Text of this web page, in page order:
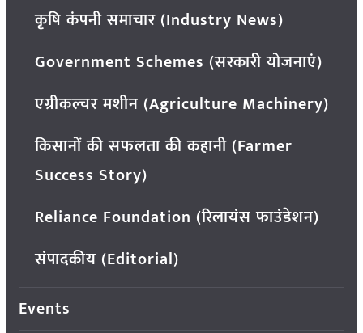
कृषि कंपनी समाचार (Industry News)
Government Schemes (सरकारी योजनाएं)
एग्रीकल्चर मशीन (Agriculture Machinery)
किसानों की सफलता की कहानी (Farmer
Success Story)
Reliance Foundation (रिलायंस फाउंडेशन)
संपादकीय (Editorial)
Events